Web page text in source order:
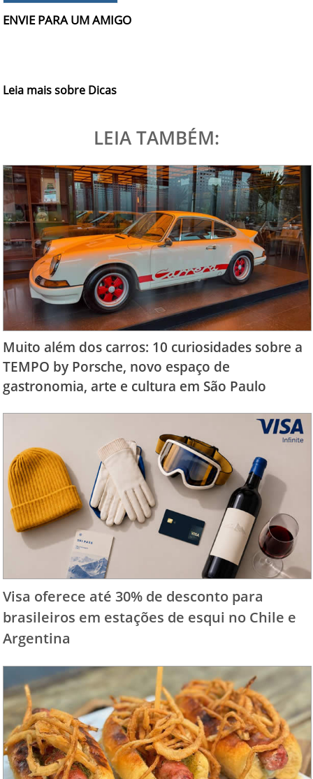
ENVIE PARA UM AMIGO
Leia mais sobre Dicas
LEIA TAMBÉM:
Muito além dos carros: 10 curiosidades sobre a
TEMPO by Porsche, novo espaço de
gastronomia, arte e cultura em São Paulo
Visa oferece até 30% de desconto para
brasileiros em estações de esqui no Chile e
Argentina